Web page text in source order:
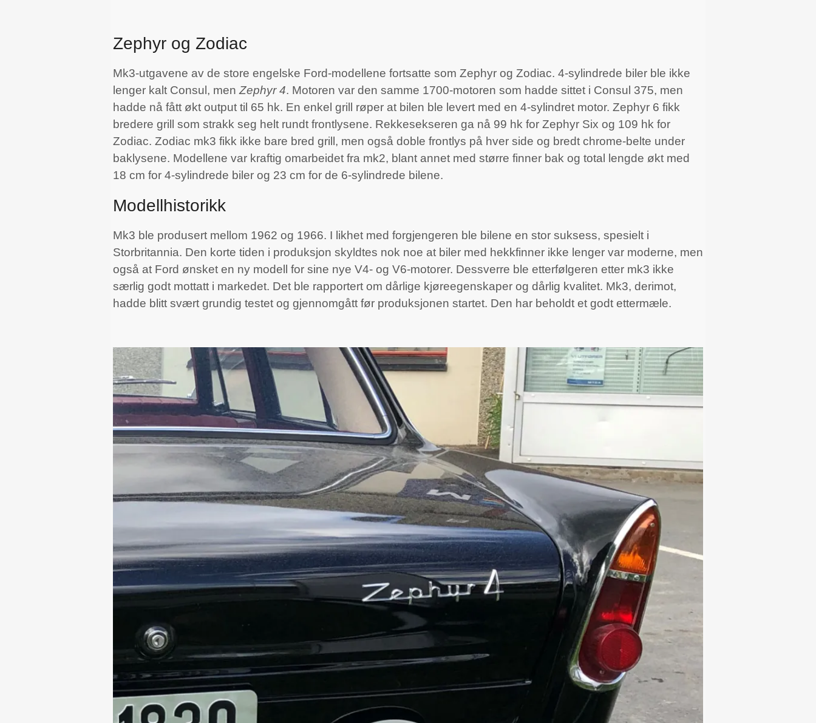
Zephyr og Zodiac
Mk3-utgavene av de store engelske Ford-modellene fortsatte som Zephyr og Zodiac. 4-sylindrede biler ble ikke
lenger kalt Consul, men Zephyr 4. Motoren var den samme 1700-motoren som hadde sittet i Consul 375, men
hadde nå fått økt output til 65 hk. En enkel grill røper at bilen ble levert med en 4-sylindret motor. Zephyr 6 fikk
bredere grill som strakk seg helt rundt frontlysene. Rekkesekseren ga nå 99 hk for Zephyr Six og 109 hk for
Zodiac. Zodiac mk3 fikk ikke bare bred grill, men også doble frontlys på hver side og bredt chrome-belte under
baklysene. Modellene var kraftig omarbeidet fra mk2, blant annet med større finner bak og total lengde økt med
18 cm for 4-sylindrede biler og 23 cm for de 6-sylindrede bilene.
Modellhistorikk
Mk3 ble produsert mellom 1962 og 1966. I likhet med forgjengeren ble bilene en stor suksess, spesielt i
Storbritannia. Den korte tiden i produksjon skyldtes nok noe at biler med hekkfinner ikke lenger var moderne, men
også at Ford ønsket en ny modell for sine nye V4- og V6-motorer. Dessverre ble etterfølgeren etter mk3 ikke
særlig godt mottatt i markedet. Det ble rapportert om dårlige kjøreegenskaper og dårlig kvalitet. Mk3, derimot,
hadde blitt svært grundig testet og gjennomgått før produksjonen startet. Den har beholdt et godt ettermæle.